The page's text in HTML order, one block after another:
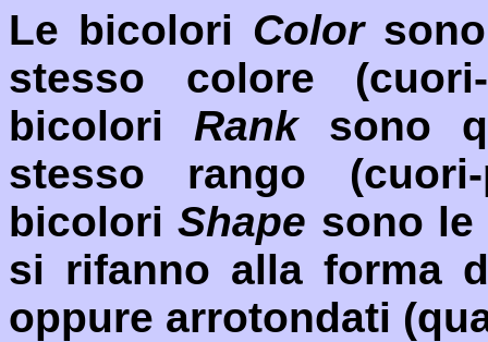
Le bicolori Colorsono
stesso colore
bicolori Ranksono
stesso rango
bicoloriShape sono le
si rifanno alla forma
oppure arrotondati